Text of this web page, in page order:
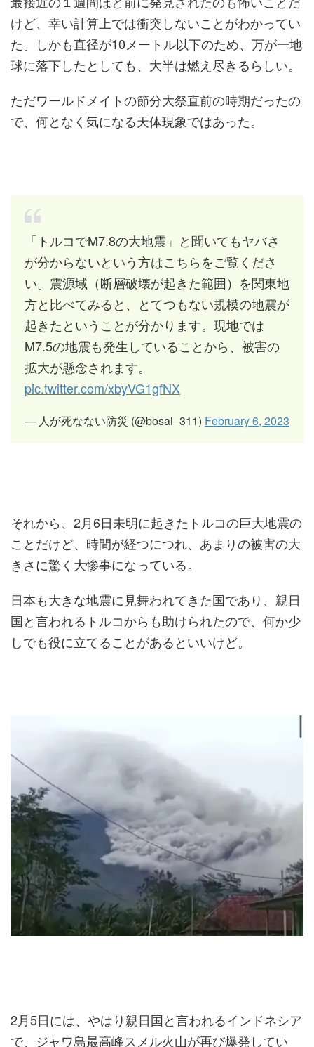
けど、幸い計算上では衝突しないことがわかってい
た。しかも直径が10メートル以下のため、万が一地
球に落下したとしても、大半は燃え尽きるらしい。
ただワールドメイトの節分大祭直前の時期だったの
で、何となく気になる天体現象ではあった。
「トルコでM7.8の大地震」と聞いてもヤバさ
が分からないという方はこちらをご覧くださ
い。震源域（断層破壊が起きた範囲）を関東地
方と比べてみると、とてつもない規模の地震が
起きたということが分かります。現地では
M7.5の地震も発生していることから、被害の
拡大が懸念されます。
pic.twitter.com/xbyVG1gfNX
— 人が死なない防災 (@bosai_311) February 6, 2023
それから、2月6日未明に起きたトルコの巨大地震の
ことだけど、時間が経つにつれ、あまりの被害の大
きさに驚く大惨事になっている。
日本も大きな地震に見舞われてきた国であり、親日
国と言われるトルコからも助けられたので、何か少
しでも役に立てることがあるといいけど。
2月5日には、やはり親日国と言われるインドネシア
で、ジャワ島最高峰スメル火山が再び爆発してい